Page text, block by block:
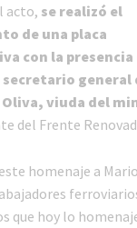
acto, se realizó el
de una placa
con la presencia
secretario general
Oliva, viuda del
del Frente
homenaje a
que hoy lo